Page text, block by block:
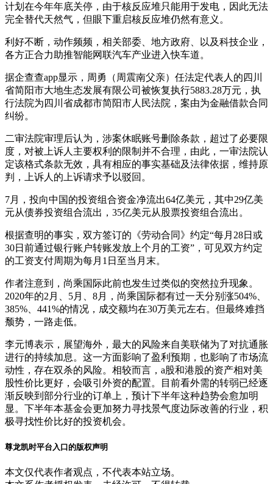
计划在今年年底关停，由于核反应堆只能用于发电，因此无法
完全替代天然气，但眼下重启核反应堆仍然有意义。
利好不断，动作频频，相关部委、地方政府、以及科技企业，
各方正合力助推智能网联汽车产业进入快车道。
据企查查app显示，周勇（周震南父亲）任法定代表人的四川
省简阳市大地生态发展有限公司被恢复执行5883.28万元，执
行法院为四川省成都市简阳市人民法院，案由为金融借款合同
纠纷。
二审法院审理后认为，涉案休眠账号删除条款，超过了必要限
度，对被上诉人主要权利的限制并不合理，由此，一审法院认
定该格式条款无效，具有相应的事实基础及法律依据，维持原
判，上诉人的上诉请求予以驳回。
7月，投向中国的投资组合资金净流出64亿美元，其中29亿美
元从债券投资组合流出，35亿美元从股票投资组合流出。
根据查明的事实，双方签订的《劳动合同》约定“每月28日或
30日前通过银行账户转账发放上个月的工资”，可见双方约定
的工资支付周期为每月1日至当月末。
作者注意到，尚乘国际此前也发生过类似的突然拉升现象。
2020年的2月、5月、8月，尚乘国际都有过一天分别涨504%、
385%、441%的情况，成交额均在30万美元左右。但最终难挡
颓势，一路走低。
李元博表示，展望海外，最大的风险来自美联储为了对抗通胀
进行的持续加息。这一方面影响了盈利预期，也影响了市场流
动性，存在双杀的风险。相较而言，a股和港股的资产相对美
股性价比更好，会吸引外资的配置。目前看外需的转弱已经逐
渐反映到部分行业的订单上，预计下半年这种趋势会愈加明
显。下半年本基金会更加努力寻找景气度边际改善的行业，积
极寻找性价比好的投资机会。
尊龙凯时平台入口的版权声明
本文仅代表作者观点，不代表本站立场。